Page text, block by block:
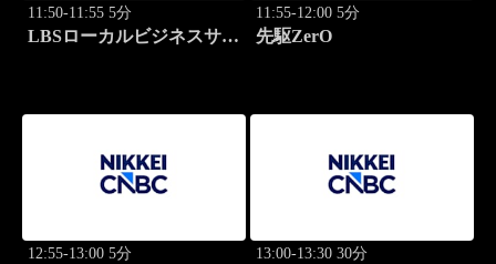
11:50-11:55 5分
LBSローカルビジネスサテ
11:55-12:00 5分
先駆ZerO
12:55-13:00 5分 13:00-13:30 30分